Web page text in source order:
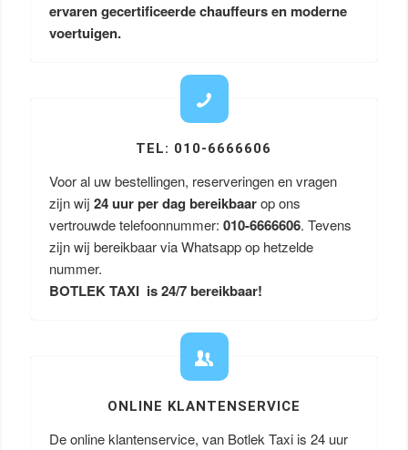
ervaren gecertificeerde chauffeurs en moderne
voertuigen.
TEL: 010-6666606
Voor al uw bestellingen, reserveringen en vragen
zijn wij 24 uur per dag bereikbaarop ons
vertrouwde telefoonnummer: 010-6666606. Tevens
zijn wij bereikbaar via Whatsapp op hetzelde
nummer.
BOTLEK TAXI is 24/7 bereikbaar!
ONLINE KLANTENSERVICE
De online klantenservice, van Botlek Taxi is 24 uur